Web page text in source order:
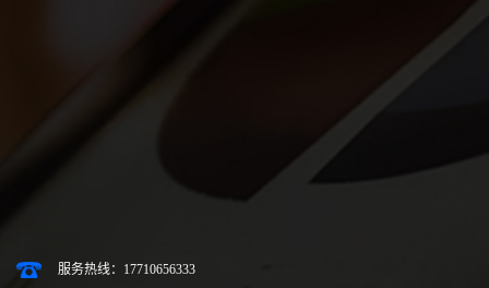
服务热线：17710656333